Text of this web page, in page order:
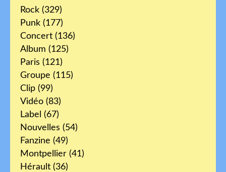
Rock (329)
Punk (177)
Concert (136)
Album (125)
Paris (121)
Groupe (115)
Clip (99)
Vidéo (83)
Label (67)
Nouvelles (54)
Fanzine (49)
Montpellier (41)
Hérault (36)